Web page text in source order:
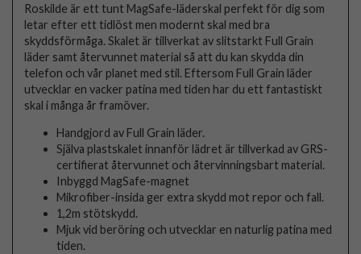
Roskilde är ett tunt MagSafe-läderskal perfekt för dig som
letar efter ett tidlöst men modernt skal med bra
skyddsförmåga. Skalet är tillverkat av slitstarkt Full Grain
läder samt återvunnet material så att du kan skydda din
telefon och vår planet med stil. Eftersom Full Grain läder
utvecklar en vacker patina med tiden har du ett fantastiskt
skal i många år framöver.
Handgjord av Full Grain läder.
Själva plastskalet innanför lädret är tillverkad av GRS-
certifierat återvunnet och återvinningsbart material.
Inbyggd MagSafe-magnet
Mikrofiber-insida ger extra skydd mot repor och fall.
1,2m stötskydd.
Mjuk vid beröring och utvecklar en naturlig patina med
tiden.